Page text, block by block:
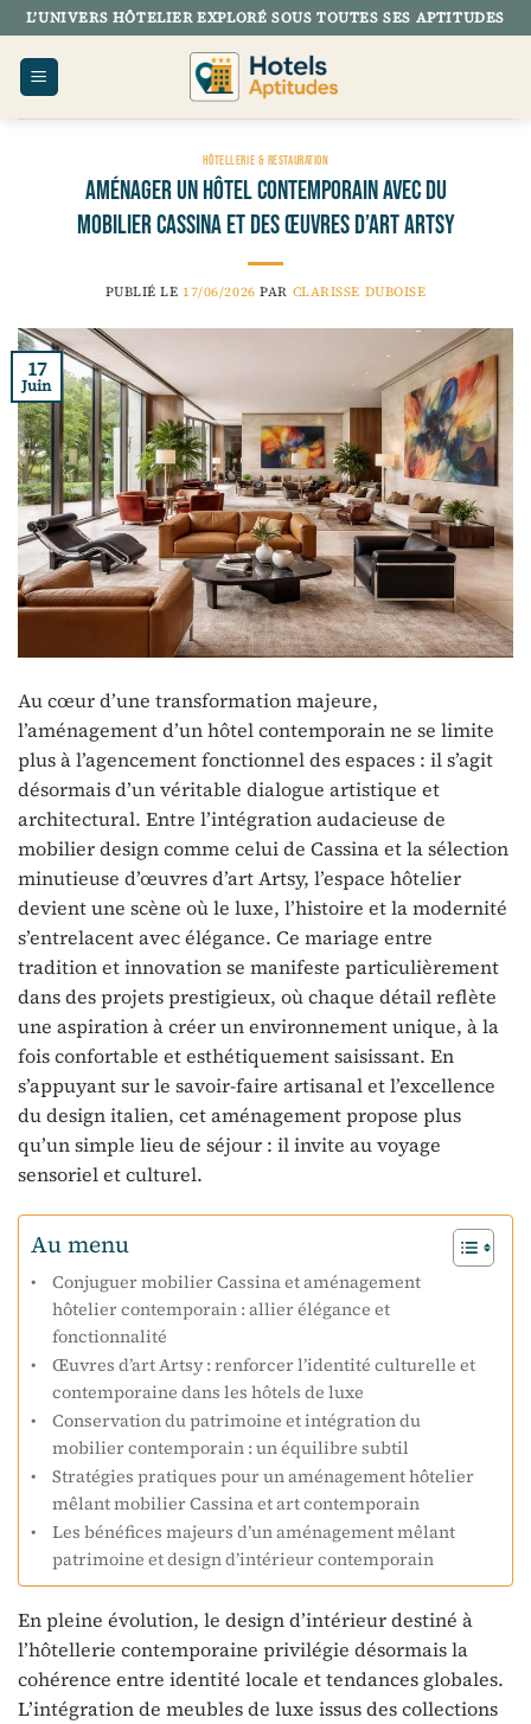
Passer
au
contenu
L’UNIVERS HÔTELIER EXPLORÉ SOUS TOUTES SES APTITUDES
HÔTELLERIE & RESTAURATION
Aménager un hôtel contemporain avec du
mobilier Cassina et des œuvres d’art Artsy
PUBLIÉ LE 17/06/2026 PAR CLARISSE DUBOISE
17
Juin
Au cœur d’une transformation majeure,
l’aménagement d’un hôtel contemporain ne se limite
plus à l’agencement fonctionnel des espaces : il s’agit
désormais d’un véritable dialogue artistique et
architectural. Entre l’intégration audacieuse de
mobilier design comme celui de Cassina et la sélection
minutieuse d’œuvres d’art Artsy, l’espace hôtelier
devient une scène où le luxe, l’histoire et la modernité
s’entrelacent avec élégance. Ce mariage entre
tradition et innovation se manifeste particulièrement
dans des projets prestigieux, où chaque détail reflète
une aspiration à créer un environnement unique, à la
fois confortable et esthétiquement saisissant. En
s’appuyant sur le savoir-faire artisanal et l’excellence
du design italien, cet aménagement propose plus
qu’un simple lieu de séjour : il invite au voyage
sensoriel et culturel.
Au menu
Conjuguer mobilier Cassina et aménagement
hôtelier contemporain : allier élégance et
fonctionnalité
Œuvres d’art Artsy : renforcer l’identité culturelle et
contemporaine dans les hôtels de luxe
Conservation du patrimoine et intégration du
mobilier contemporain : un équilibre subtil
Stratégies pratiques pour un aménagement hôtelier
mêlant mobilier Cassina et art contemporain
Les bénéfices majeurs d’un aménagement mêlant
patrimoine et design d’intérieur contemporain
En pleine évolution, le design d’intérieur destiné à
l’hôtellerie contemporaine privilégie désormais la
cohérence entre identité locale et tendances globales.
L’intégration de meubles de luxe issus des collections